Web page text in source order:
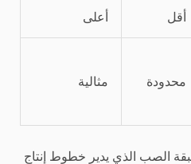
أقل أعلى
محدودة مثالية
الصب الذي يدير خطوط إنتاج